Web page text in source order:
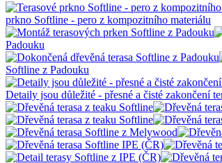
prkno Softline - pero z kompozitního materiálu
Padouku
Softline z Padouku
Detaily jsou důležité - přesné a čisté zakončení